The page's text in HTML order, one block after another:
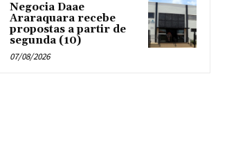
Negocia Daae
Araraquara recebe
propostas a partir de
segunda (10)
07/08/2026